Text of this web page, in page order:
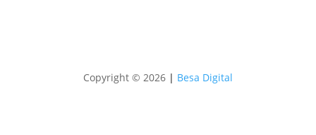
Copyright © 2026 | Besa Digital